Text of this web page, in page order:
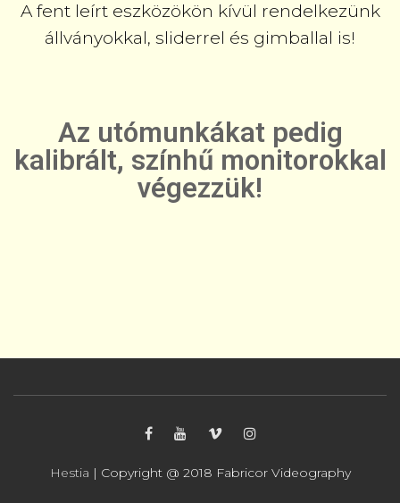
A fent leírt eszközökön kívül rendelkezünk
állványokkal, sliderrel és gimballal is!
Az utómunkákat pedig
kalibrált, színhű monitorokkal
végezzük!​
Hestia | Copyright @ 2018 Fabricor Videography